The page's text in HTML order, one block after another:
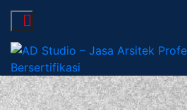
AD Studio –
AD Studio – Jasa Arsitek